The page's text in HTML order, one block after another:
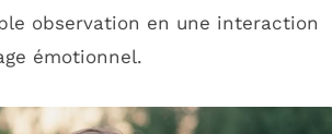
observation en une interaction
émotionnel.